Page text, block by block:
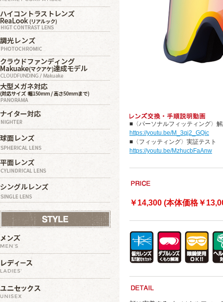
■〈パーソナルフィッティング〉
https://youtu.be/M_3qj2_GQic
■〈フィッティング〉実証テスト
https://youtu.be/MzhucbFaAnw
￥14,300 (本体価格￥